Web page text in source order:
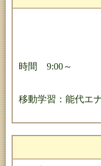
時間 9:00～
移動学習：能代エ